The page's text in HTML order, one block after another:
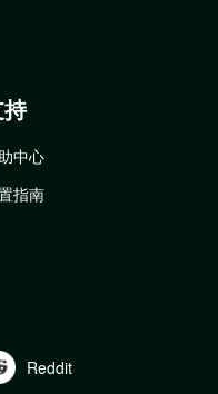
中心
指南
Reddit